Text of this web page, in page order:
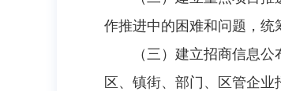
作推进中的困难和问题，统
（三）建立招商信息
区、镇街、部门、区管企业